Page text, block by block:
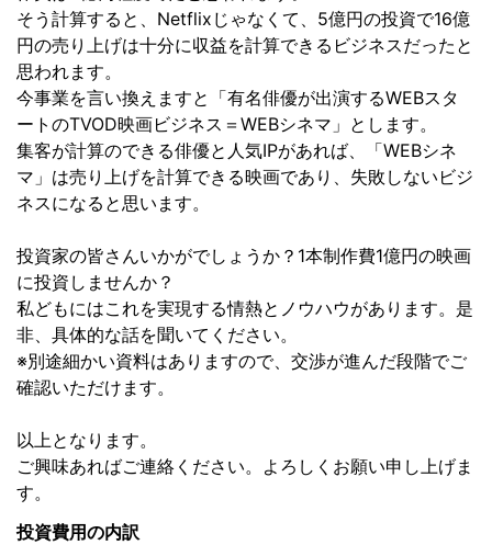
そう計算すると、Netflixじゃなくて、5億円の投資で16億
円の売り上げは十分に収益を計算できるビジネスだったと
思われます。
今事業を言い換えますと「有名俳優が出演するWEBスタ
ートのTVOD映画ビジネス＝WEBシネマ」とします。
集客が計算のできる俳優と人気IPがあれば、「WEBシネ
マ」は売り上げを計算できる映画であり、失敗しないビジ
ネスになると思います。
投資家の皆さんいかがでしょうか？1本制作費1億円の映画
に投資しませんか？
私どもにはこれを実現する情熱とノウハウがあります。是
非、具体的な話を聞いてください。
※別途細かい資料はありますので、交渉が進んだ段階でご
確認いただけます。
以上となります。
ご興味あればご連絡ください。よろしくお願い申し上げま
す。
投資費用の内訳